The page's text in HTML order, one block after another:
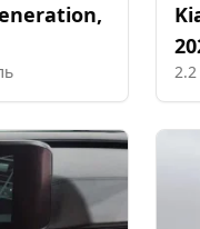
,
2.2